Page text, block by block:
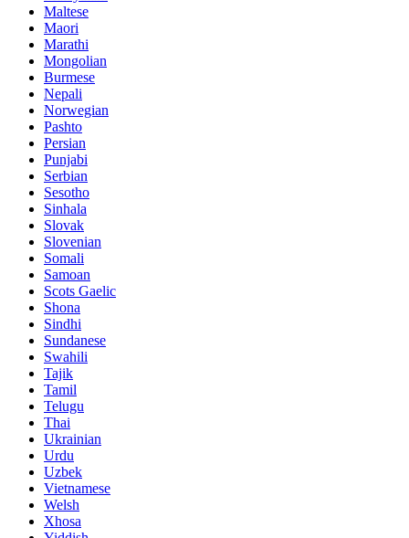
Maltese
Maori
Marathi
Mongolian
Burmese
Nepali
Norwegian
Pashto
Persian
Punjabi
Serbian
Sesotho
Sinhala
Slovak
Slovenian
Somali
Samoan
Scots Gaelic
Shona
Sindhi
Sundanese
Swahili
Tajik
Tamil
Telugu
Thai
Ukrainian
Urdu
Uzbek
Vietnamese
Welsh
Xhosa